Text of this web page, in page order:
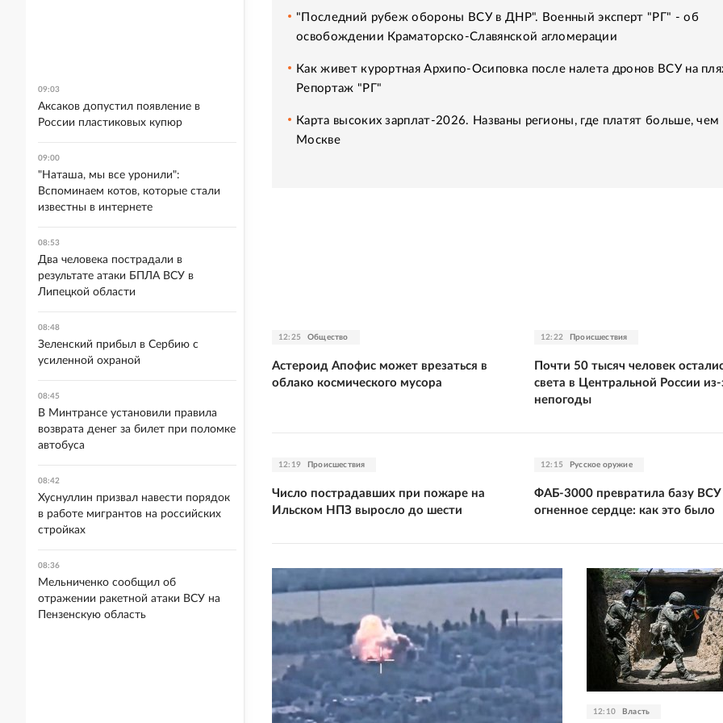
"Последний рубеж обороны ВСУ в ДНР". Военный эксперт "РГ" - об
освобождении Краматорско-Славянской агломерации
Как живет курортная Архипо-Осиповка после налета дронов ВСУ на
Репортаж "РГ"
Карта высоких зарплат-2026. Названы регионы, где платят больше, чем
Москве
12:25 Общество
Астероид Апофис может врезаться в
облако космического мусора
12:22 Происшествия
Почти 50 тысяч человек
света в Центральной России из-
непогоды
12:19 Происшествия
Число пострадавших при пожаре на
Ильском НПЗ выросло до шести
12:15 Русское оружие
ФАБ-3000 превратила базу ВСУ
огненное сердце: как это было
12:10 Власть
09:03
Аксаков допустил появление в
России пластиковых купюр
09:00
"Наташа, мы все уронили":
Вспоминаем котов, которые стали
известны в интернете
08:53
Два человека пострадали в
результате атаки БПЛА ВСУ в
Липецкой области
08:48
Зеленский прибыл в Сербию с
усиленной охраной
08:45
В Минтрансе установили правила
возврата денег за билет при поломке
автобуса
08:42
Хуснуллин призвал навести порядок
в работе мигрантов на российских
стройках
08:36
Мельниченко сообщил об
отражении ракетной атаки ВСУ на
Пензенскую область